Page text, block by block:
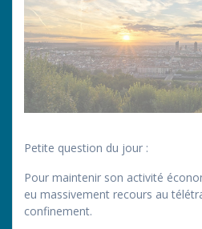
Petite question du jour :
Pour maintenir son activité
eu massivement recours au
confinement.